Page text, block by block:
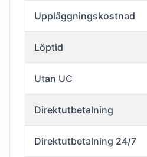
Uppläggningskostnad
Löptid
Utan UC
Direktutbetalning
Direktutbetalning 24/7